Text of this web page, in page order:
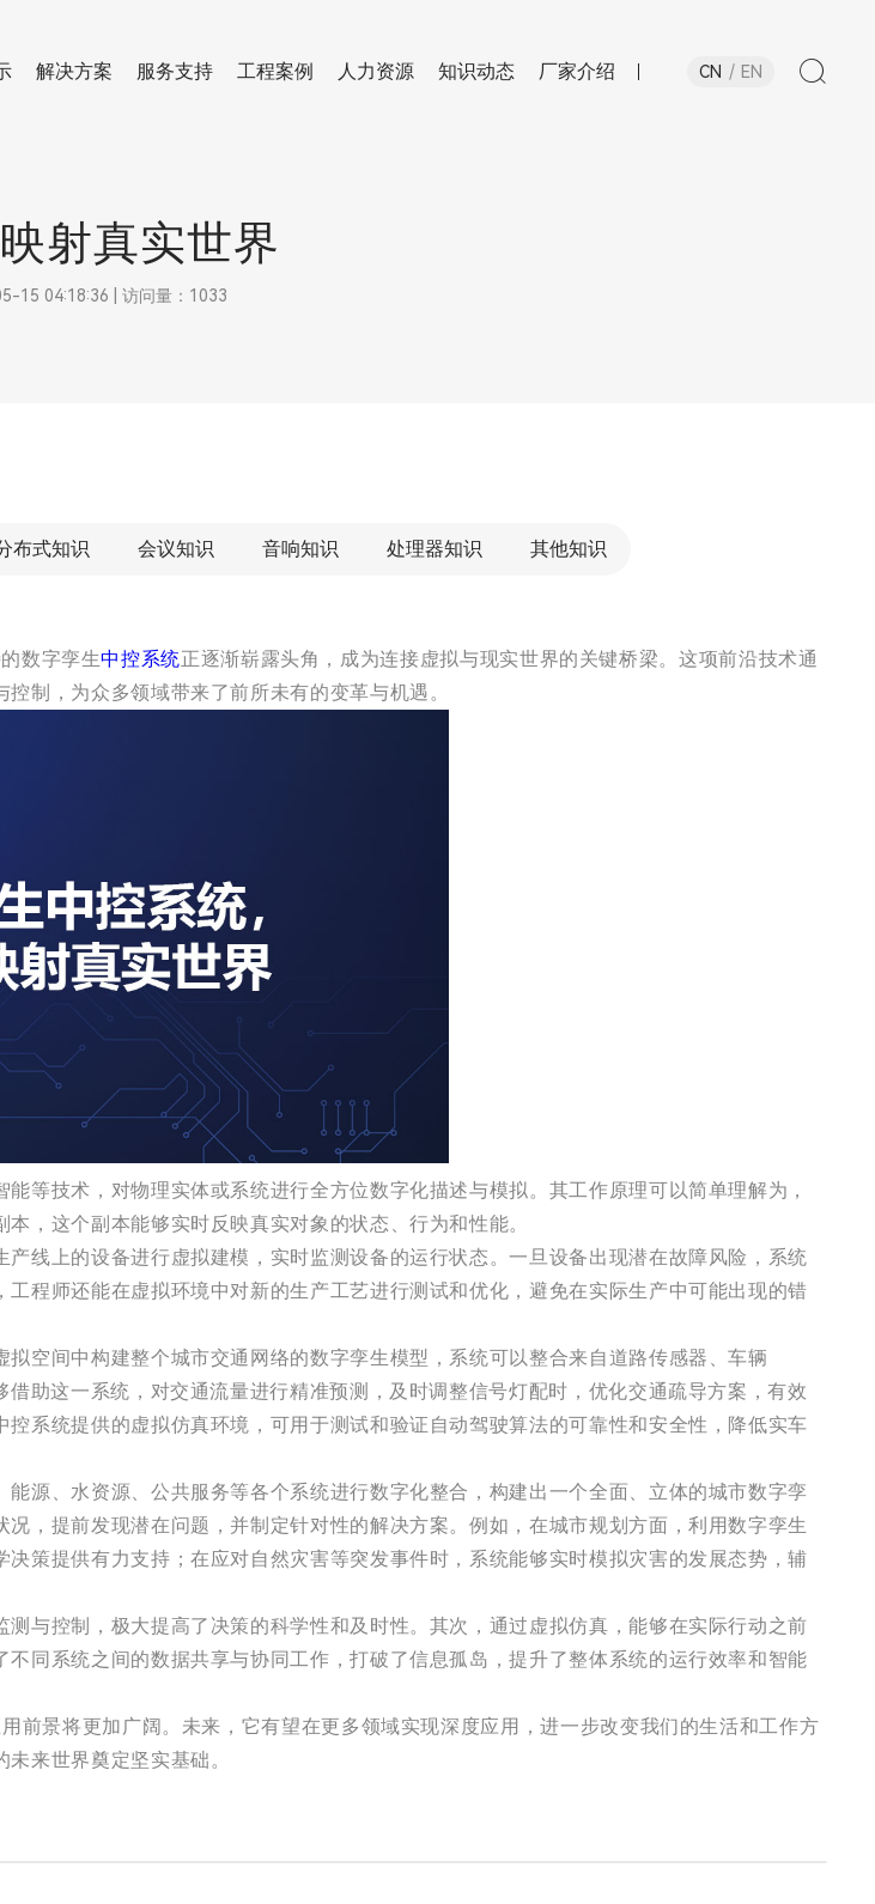
解决方案 服务支持 工程案例 人力资源 知识动态 厂家介绍 CN EN
射真实世界
15 04:18:36 | 访问量：1033
布式知识 会议知识 音响知识 处理器知识 其他知识
数字孪生中控系统正逐渐崭露头角，成为连接虚拟与现实世界的关键桥梁。这项前沿技术通
制，为众多领域带来了前所未有的变革与机遇。
等技术，对物理实体或系统进行全方位数字化描述与模拟。其工作原理可以简单理解为，
，这个副本能够实时反映真实对象的状态、行为和性能。
线上的设备进行虚拟建模，实时监测设备的运行状态。一旦设备出现潜在故障风险，系统
程师还能在虚拟环境中对新的生产工艺进行测试和优化，避免在实际生产中可能出现的错
空间中构建整个城市交通网络的数字孪生模型，系统可以整合来自道路传感器、车辆
助这一系统，对交通流量进行精准预测，及时调整信号灯配时，优化交通疏导方案，有效
系统提供的虚拟仿真环境，可用于测试和验证自动驾驶算法的可靠性和安全性，降低实车
源、水资源、公共服务等各个系统进行数字化整合，构建出一个全面、立体的城市数字孪
，提前发现潜在问题，并制定针对性的解决方案。例如，在城市规划方面，利用数字孪生
策提供有力支持；在应对自然灾害等突发事件时，系统能够实时模拟灾害的发展态势，辅
与控制，极大提高了决策的科学性和及时性。其次，通过虚拟仿真，能够在实际行动之前
同系统之间的数据共享与协同工作，打破了信息孤岛，提升了整体系统的运行效率和智能
前景将更加广阔。未来，它有望在更多领域实现深度应用，进一步改变我们的生活和工作方
来世界奠定坚实基础。